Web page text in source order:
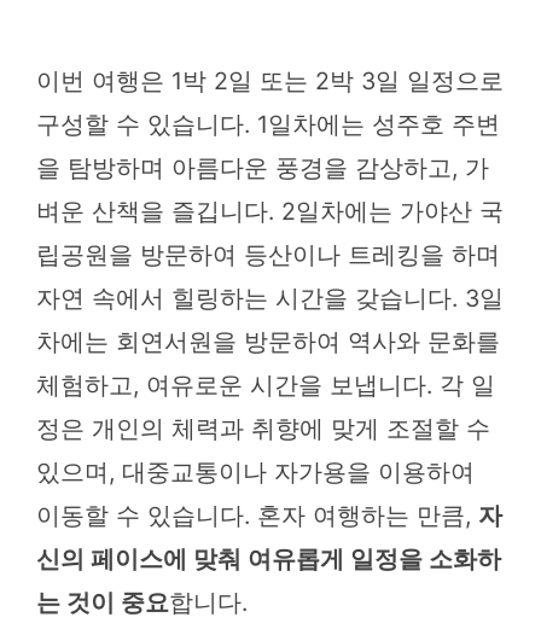
이번 여행은 1박 2일 또는 2박 3일 일정으로
구성할 수 있습니다. 1일차에는 성주호 주변
을 탐방하며 아름다운 풍경을 감상하고, 가
벼운 산책을 즐깁니다. 2일차에는 가야산 국
립공원을 방문하여 등산이나 트레킹을 하며
자연 속에서 힐링하는 시간을 갖습니다. 3일
차에는 회연서원을 방문하여 역사와 문화를
체험하고, 여유로운 시간을 보냅니다. 각 일
정은 개인의 체력과 취향에 맞게 조절할 수
있으며, 대중교통이나 자가용을 이용하여
이동할 수 있습니다. 혼자 여행하는 만큼, 자
신의 페이스에 맞춰 여유롭게 일정을 소화하
는 것이 중요합니다.